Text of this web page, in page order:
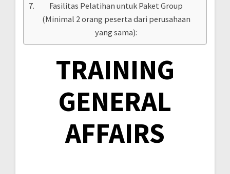
Fasilitas Pelatihan untuk Paket Group
(Minimal 2 orang peserta dari perusahaan
yang sama):
TRAINING
GENERAL
AFFAIRS